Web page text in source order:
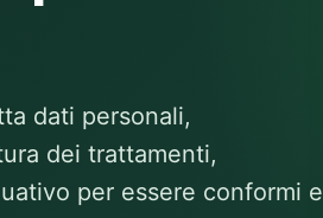
dati personali,
dei trattamenti,
per essere conformi